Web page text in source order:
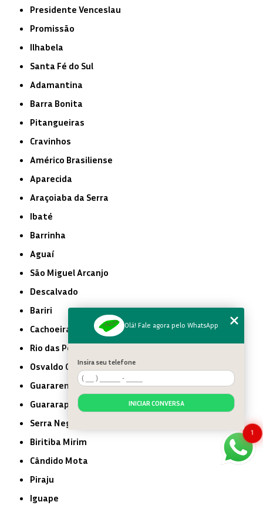
Presidente Venceslau
Promissão
Ilhabela
Santa Fé do Sul
Adamantina
Barra Bonita
Pitangueiras
Cravinhos
Américo Brasiliense
Aparecida
Araçoiaba da Serra
Ibaté
Barrinha
Aguaí
São Miguel Arcanjo
Descalvado
Bariri
Cachoeira Paulista
Rio das Pedras
Osvaldo Cruz
Guararema
Guararapes
Serra Negra
Biritiba Mirim
Cândido Mota
Piraju
Iguape
1
Olá! Fale agora pelo WhatsApp
Insira seu telefone
INICIAR CONVERSA